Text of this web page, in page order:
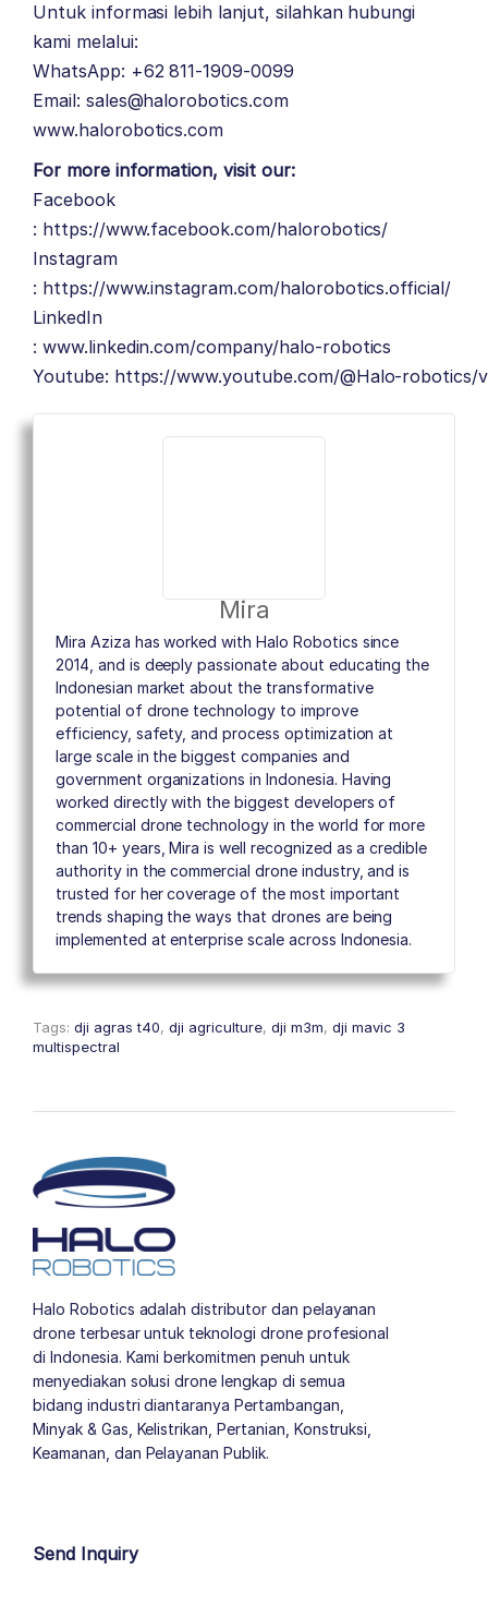
Untuk informasi lebih lanjut, silahkan hubungi
kami melalui:
WhatsApp: +62 811-1909-0099
Email: sales@halorobotics.com
www.halorobotics.com
For more information, visit our:
Facebook
: https://www.facebook.com/halorobotics/
Instagram
: https://www.instagram.com/halorobotics.official/
LinkedIn
: www.linkedin.com/company/halo-robotics
Youtube: https://www.youtube.com/@Halo-robotics/
Mira
Mira Aziza has worked with Halo Robotics since
2014, and is deeply passionate about educating the
Indonesian market about the transformative
potential of drone technology to improve
efficiency, safety, and process optimization at
large scale in the biggest companies and
government organizations in Indonesia. Having
worked directly with the biggest developers of
commercial drone technology in the world for more
than 10+ years, Mira is well recognized as a credible
authority in the commercial drone industry, and is
trusted for her coverage of the most important
trends shaping the ways that drones are being
implemented at enterprise scale across Indonesia.
Tags: dji agras t40, dji agriculture, dji m3m, dji mavic 3
multispectral
Halo Robotics adalah distributor dan pelayanan
drone terbesar untuk teknologi drone profesional
di Indonesia. Kami berkomitmen penuh untuk
menyediakan solusi drone lengkap di semua
bidang industri diantaranya Pertambangan,
Minyak & Gas, Kelistrikan, Pertanian, Konstruksi,
Keamanan, dan Pelayanan Publik.
Send Inquiry